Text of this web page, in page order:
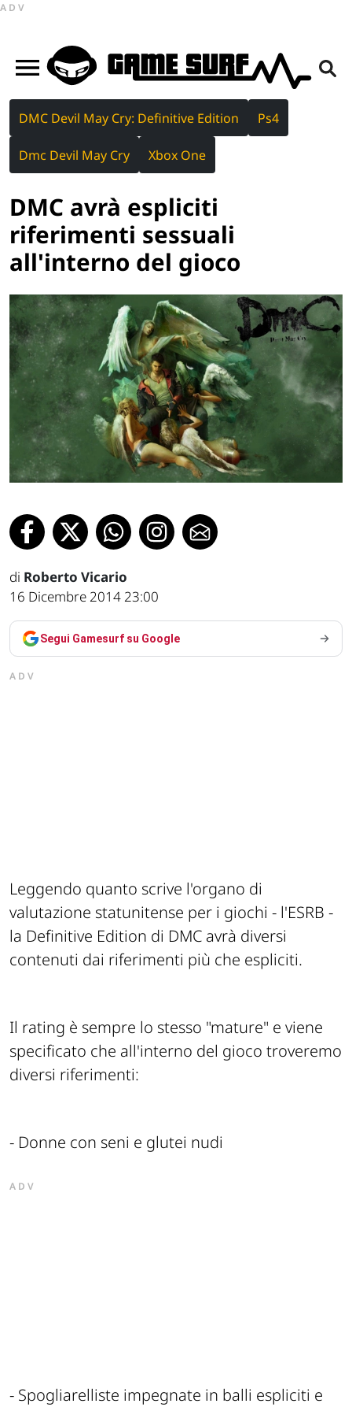
ADV
DMC Devil May Cry: Definitive Edition Ps4
Dmc Devil May Cry Xbox One
DMC avrà espliciti
riferimenti sessuali
all'interno del gioco
di Roberto Vicario
16 Dicembre 2014 23:00
Segui Gamesurf su Google
ADV
Leggendo quanto scrive l'organo di
valutazione statunitense per i giochi - l'ESRB -
la Definitive Edition di DMC avrà diversi
contenuti dai riferimenti più che espliciti.
Il rating è sempre lo stesso "mature" e viene
specificato che all'interno del gioco troveremo
diversi riferimenti:
- Donne con seni e glutei nudi
ADV
- Spogliarelliste impegnate in balli espliciti e